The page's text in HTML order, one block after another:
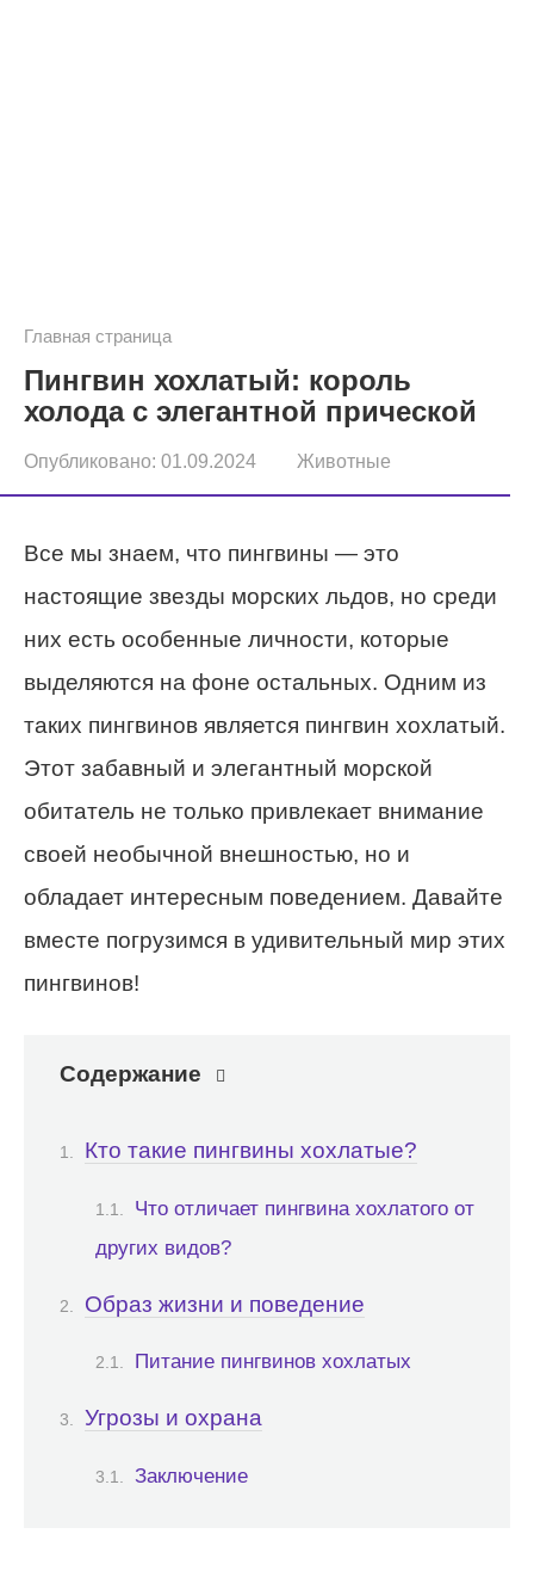
Главная страница
Пингвин хохлатый: король
холода с элегантной прической
Опубликовано: 01.09.2024 Животные
Все мы знаем, что пингвины — это
настоящие звезды морских льдов, но среди
них есть особенные личности, которые
выделяются на фоне остальных. Одним из
таких пингвинов является пингвин хохлатый.
Этот забавный и элегантный морской
обитатель не только привлекает внимание
своей необычной внешностью, но и
обладает интересным поведением. Давайте
вместе погрузимся в удивительный мир этих
пингвинов!
Содержание
Кто такие пингвины хохлатые?
Что отличает пингвина хохлатого от
других видов?
Образ жизни и поведение
Питание пингвинов хохлатых
Угрозы и охрана
Заключение